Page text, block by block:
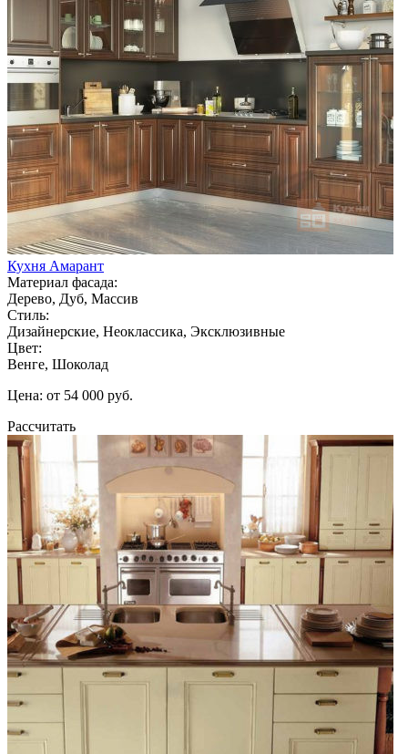
Кухня Амарант
Материал фасада:
Дерево, Дуб, Массив
Стиль:
Дизайнерские, Неоклассика, Эксклюзивные
Цвет:
Венге, Шоколад
Цена: от 54 000 руб.
Рассчитать